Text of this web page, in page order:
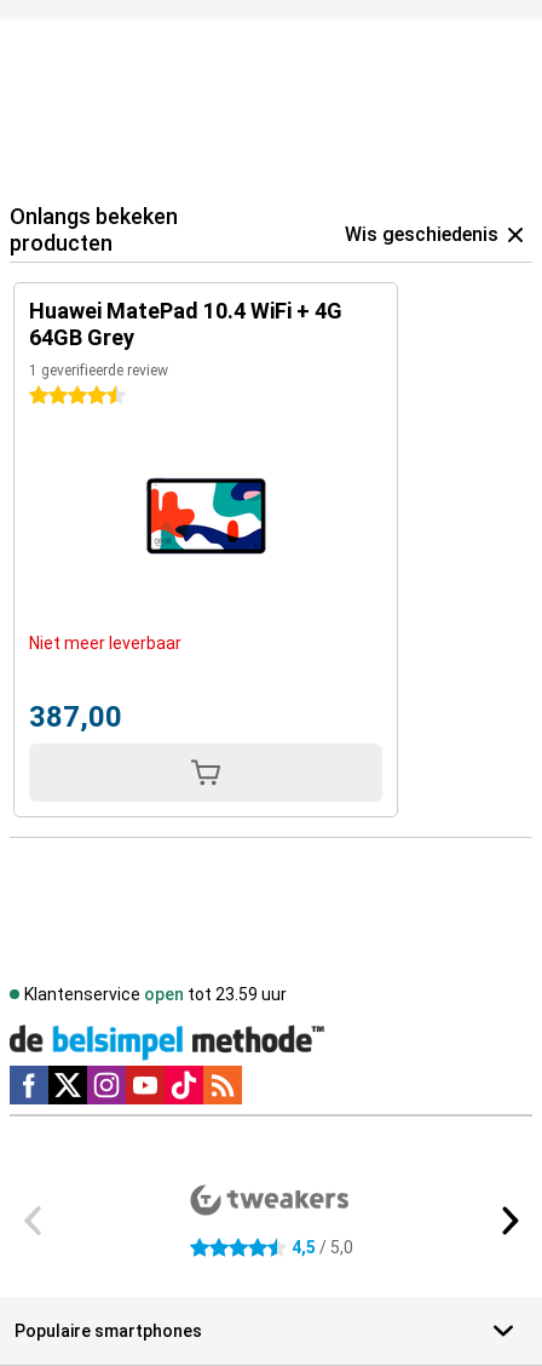
Onlangs bekeken
producten
Wis geschiedenis
Huawei MatePad 10.4 WiFi + 4G
64GB Grey
1 geverifieerde review
4.5 sterren
Niet meer leverbaar
387,00
Klantenservice open tot 23.59 uur
Social media
4.5 sterren 4,5 / 5,0
Populaire smartphones